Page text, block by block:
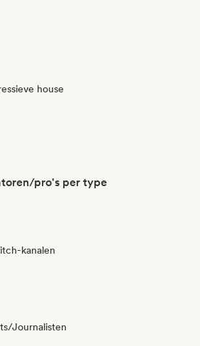
house
pro's per type
kanalen
Journalisten